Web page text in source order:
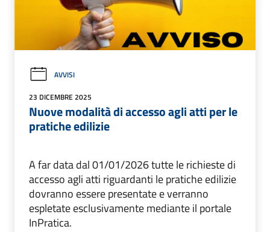
AVVISI
23 DICEMBRE 2025
Nuove modalità di accesso agli atti per le
pratiche edilizie
A far data dal 01/01/2026 tutte le richieste di
accesso agli atti riguardanti le pratiche edilizie
dovranno essere presentate e verranno
espletate esclusivamente mediante il portale
InPratica.